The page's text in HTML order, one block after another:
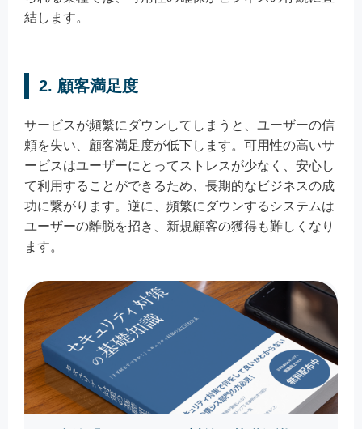
結します。
2. 顧客満足度
サービスが頻繁にダウンしてしまうと、ユーザーの信
頼を失い、顧客満足度が低下します。可用性の高いサ
ービスはユーザーにとってストレスが少なく、安心し
て利用することができるため、長期的なビジネスの成
功に繋がります。逆に、頻繁にダウンするシステムは
ユーザーの離脱を招き、新規顧客の獲得も難しくなり
ます。